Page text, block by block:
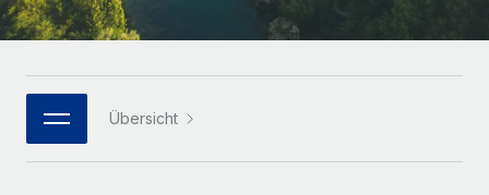
Verknüpfen
MCP
Integrationen
Strategische Technologiepartner
Flexible Einbettung von Global-HR-Funktionen in deine
Plattform
Checklisten und Vorlagen
Bibliothek für Stellenbeschreibungen
Webinare
Events
日本語
한국어
Übersicht